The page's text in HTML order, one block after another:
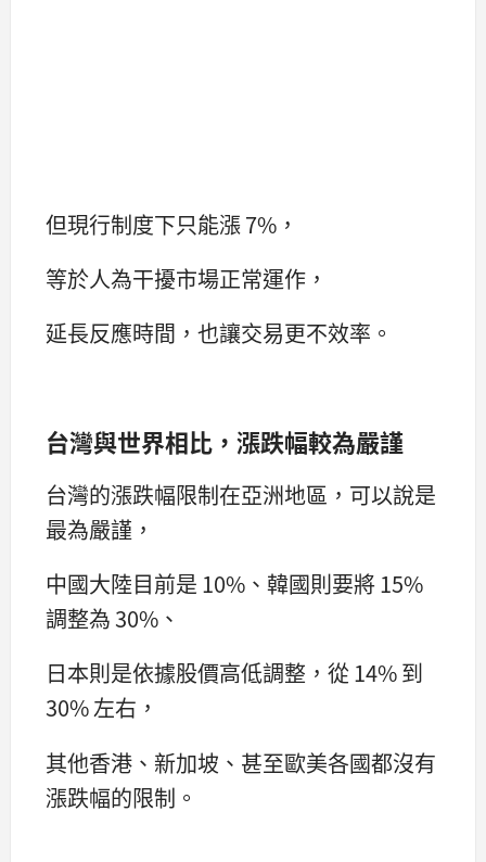
但現行制度下只能漲 7%，
等於人為干擾市場正常運作，
延長反應時間，也讓交易更不效率。
台灣與世界相比，漲跌幅較為嚴謹
台灣的漲跌幅限制在亞洲地區，可以說是
最為嚴謹，
中國大陸目前是 10%、韓國則要將 15%
調整為 30%、
日本則是依據股價高低調整，從 14% 到
30% 左右，
其他香港、新加坡、甚至歐美各國都沒有
漲跌幅的限制。